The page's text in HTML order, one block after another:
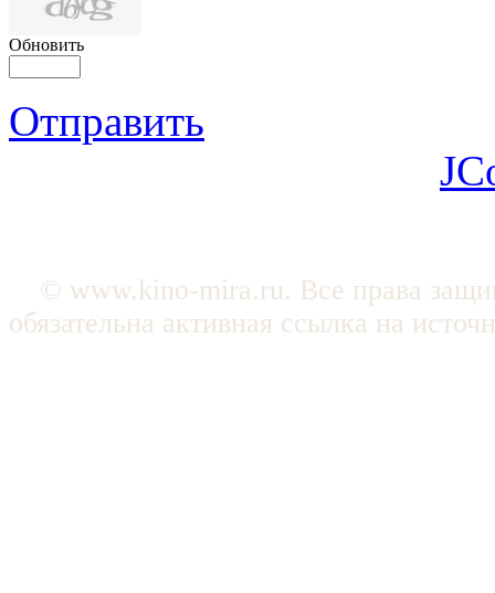
Обновить
Отправить
© www.kino-mira.ru. Все права
обязательна активная ссылка на